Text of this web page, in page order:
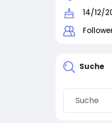
14/12/
Suche